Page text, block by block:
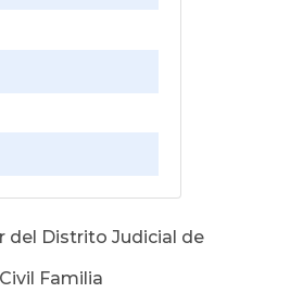
del Distrito Judicial de
Familia